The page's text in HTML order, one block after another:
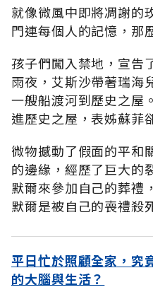
就像微風中即將凋謝的
門連每個人的記憶，那
孩子們闖入禁地，宣告
雨夜，艾斯沙帶著瑞海
一艘船渡河到歷史之屋
進歷史之屋，表姊蘇菲
微物撼動了假面的平和
的邊緣，經歷了巨大的
默爾來參加自己的葬禮
默爾是被自己的喪禮殺
平日忙於照顧全家，究
的大腦與生活？